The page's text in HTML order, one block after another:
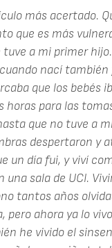
más acertado.
que es más
a mi primer
nací
que los bebés
para las
que no tuve a
despertaron y
un día fui, y viví
sala de UCI.
tantos años
pero ahora ya lo
he vivido el